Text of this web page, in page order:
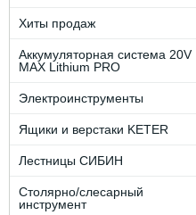
Хиты продаж
Аккумуляторная система 20V
MAX Lithium PRO
Электроинструменты
Ящики и верстаки KETER
Лестницы СИБИН
Столярно/слесарный
инструмент